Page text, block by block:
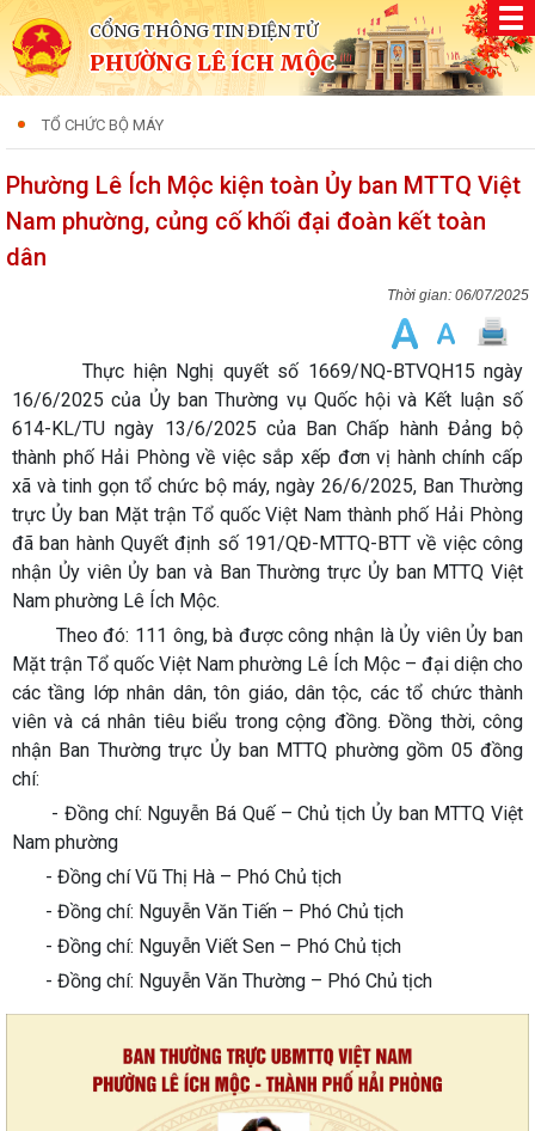
CỔNG THÔNG TIN ĐIỆN TỬ
PHƯỜNG LÊ ÍCH MỘC
TỔ CHỨC BỘ MÁY
Phường Lê Ích Mộc kiện toàn Ủy ban MTTQ Việt
Nam phường, củng cố khối đại đoàn kết toàn
dân
06/07/2025
Thực hiện Nghị quyết số 1669/NQ-BTVQH15 ngày
16/6/2025 của Ủy ban Thường vụ Quốc hội và Kết luận số
614-KL/TU ngày 13/6/2025 của Ban Chấp hành Đảng bộ
thành phố Hải Phòng về việc sắp xếp đơn vị hành chính cấp
xã và tinh gọn tổ chức bộ máy, ngày 26/6/2025, Ban Thường
trực Ủy ban Mặt trận Tổ quốc Việt Nam thành phố Hải Phòng
đã ban hành Quyết định số 191/QĐ-MTTQ-BTT về việc công
nhận Ủy viên Ủy ban và Ban Thường trực Ủy ban MTTQ Việt
Nam phường Lê Ích Mộc.
Theo đó: 111 ông, bà được công nhận là Ủy viên Ủy ban
Mặt trận Tổ quốc Việt Nam phường Lê Ích Mộc – đại diện cho
các tầng lớp nhân dân, tôn giáo, dân tộc, các tổ chức thành
viên và cá nhân tiêu biểu trong cộng đồng. Đồng thời, công
nhận Ban Thường trực Ủy ban MTTQ phường gồm 05 đồng
chí:
- Đồng chí: Nguyễn Bá Quế – Chủ tịch Ủy ban MTTQ Việt
Nam phường
- Đồng chí Vũ Thị Hà – Phó Chủ tịch
- Đồng chí: Nguyễn Văn Tiến – Phó Chủ tịch
- Đồng chí: Nguyễn Viết Sen – Phó Chủ tịch
- Đồng chí: Nguyễn Văn Thường – Phó Chủ tịch